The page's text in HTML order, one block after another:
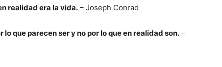
realidad era la vida. – Joseph Conrad
lo que parecen ser y no por lo que en realidad son. –